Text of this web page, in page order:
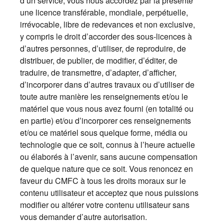
une licence transférable, mondiale, perpétuelle,
irrévocable, libre de redevances et non exclusive,
y compris le droit d’accorder des sous-licences à
d’autres personnes, d’utiliser, de reproduire, de
distribuer, de publier, de modifier, d’éditer, de
traduire, de transmettre, d’adapter, d’afficher,
d’incorporer dans d’autres travaux ou d’utiliser de
toute autre manière les renseignements et/ou le
matériel que vous nous avez fourni (en totalité ou
en partie) et/ou d’incorporer ces renseignements
et/ou ce matériel sous quelque forme, média ou
technologie que ce soit, connus à l’heure actuelle
ou élaborés à l’avenir, sans aucune compensation
de quelque nature que ce soit. Vous renoncez en
faveur du CMFC à tous les droits moraux sur le
contenu utilisateur et acceptez que nous puissions
modifier ou altérer votre contenu utilisateur sans
vous demander d’autre autorisation.